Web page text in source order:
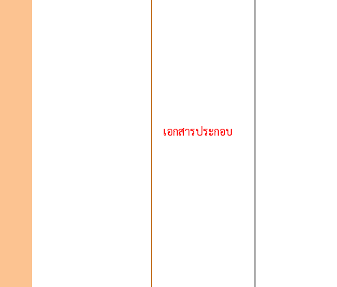
เอกสารประกอบ